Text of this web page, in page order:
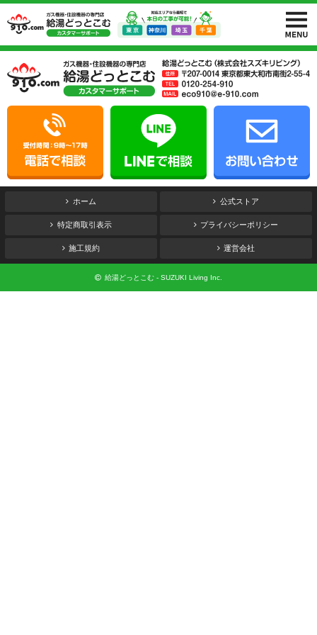
ホーム 公式ストア
特定商取引表示 プライバシーポリシー
施工規約 運営会社
給湯どっとこむ - SUZUKI Living Inc.